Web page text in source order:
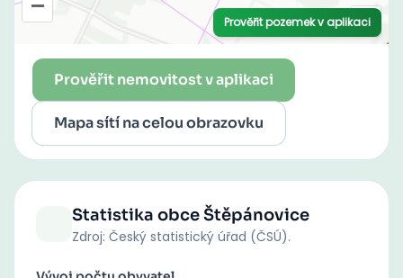
Prověřit nemovitost v aplikaci
Mapa sítí na celou obrazovku
Statistika obceŠtěpánovice
Zdroj: Český statistický úřad (ČSÚ).